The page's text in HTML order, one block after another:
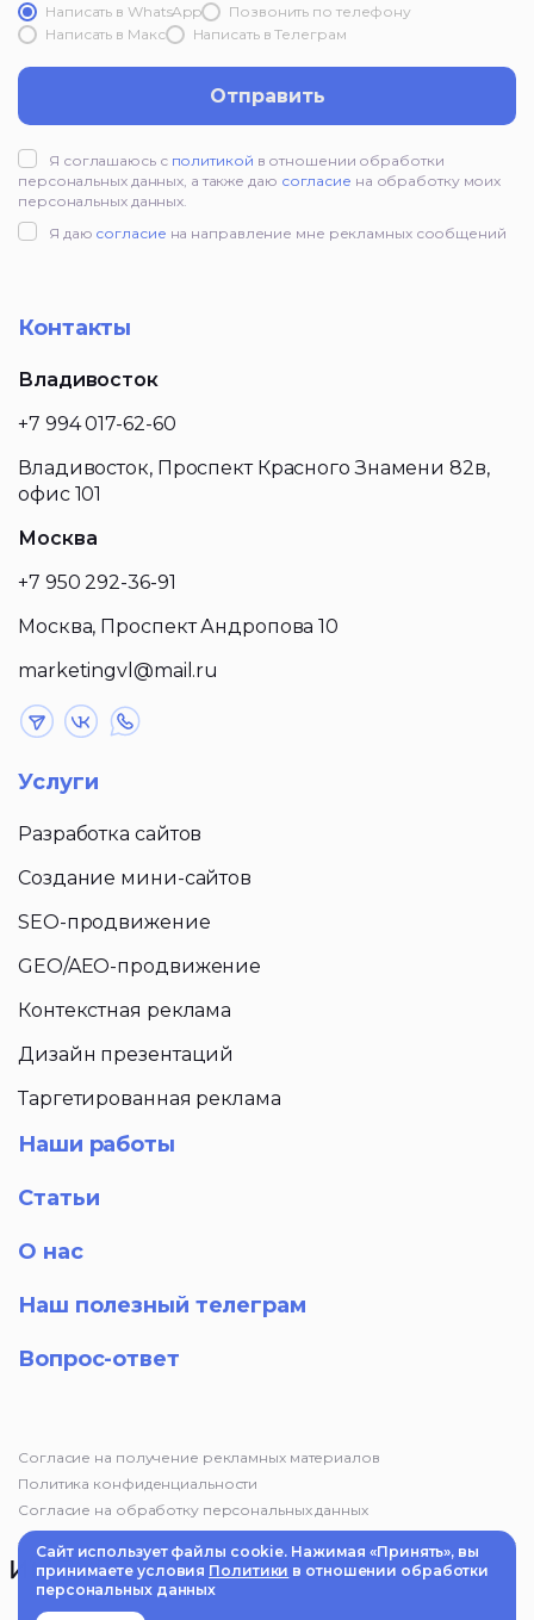
Написать в WhatsApp
Позвонить по телефону
Написать в Mакс
Написать в Телеграм
Отправить
Я соглашаюсь с политикой в отношении обработки
персональных данных, а также даю согласие на обработку моих
персональных данных.
Я даю согласие на направление мне рекламных сообщений
Контакты
Владивосток
+7 994 017-62-60
Владивосток, Проспект Красного Знамени 82в,
офис 101
Москва
+7 950 292-36-91
Москва, Проспект Андропова 10
marketingvl@mail.ru
Услуги
Разработка сайтов
Создание мини-сайтов
SEO-продвижение
GEO/AEO-продвижение
Контекстная реклама
Дизайн презентаций
Таргетированная реклама
Наши работы
Статьи
О нас
Наш полезный телеграм
Вопрос-ответ
Согласие на получение рекламных материалов
Политика конфиденциальности
Согласие на обработку персональных данных
© 2025 Маркетинговое агентство «Импульс». Информация на
Сайт использует файлы cookie. Нажимая «Принять», вы
принимаете условия Политики в отношении обработки
персональных данных